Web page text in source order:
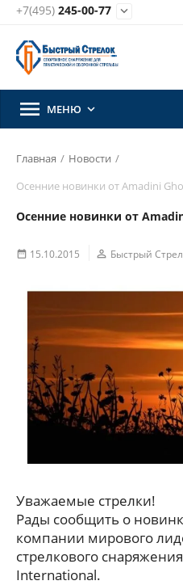
+7(495) 245-00-77 
 МЕНЮ 
Главная / Новости /
Осенние новинки от Amadini
Осенние новинки от
 15.10.2015  Быстрый
Уважаемые стрелки!
Рады сообщить о
компании мирового
стрелкового
International.